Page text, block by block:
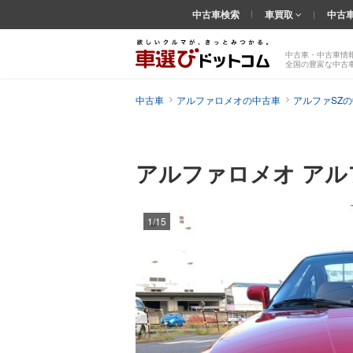
中古車・中古車情
全国の豊富な中古
中古車検索 車買取 中古
中古車 アルファロメオの中古車 アルファSZ
アルファロメオ ア
1/15
前の
画像